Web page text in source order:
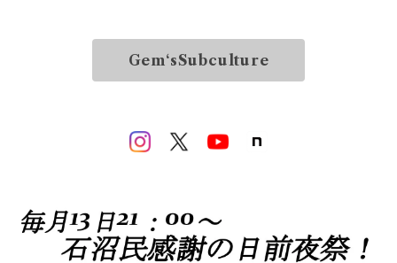
Gem‘sSubculture